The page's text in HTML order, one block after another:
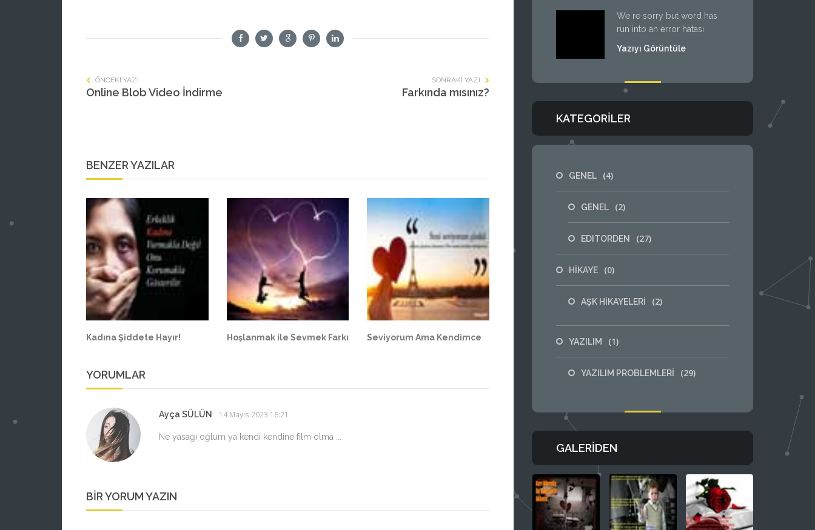
ÖNCEKI YAZI
Online Blob Video İndirme
SONRAKI YAZI
Farkında mısınız?
BENZER YAZILAR
Kadına Şiddete Hayır! Hoşlanmak ile Sevmek Farkı Seviyorum Ama Kendimce
YORUMLAR
Ayça SÜLÜN 14 Mayıs 2023 16:21
Ne yasağı oğlum ya kendi kendine film olma ...
BIR YORUM YAZIN
We re sorry but word has
run into an error hatası
Yazıyı Görüntüle
KATEGORILER
GENEL (4)
GENEL (2)
EDITORDEN (27)
HİKAYE (0)
AŞK HİKAYELERİ (2)
YAZILIM (1)
YAZILIM PROBLEMLERİ (29)
GALERIDEN